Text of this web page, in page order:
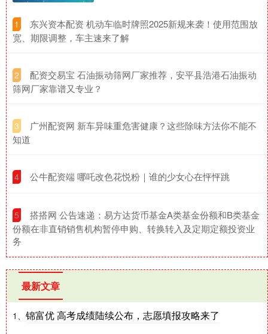
1
​东兴资本配资 机动车临时牌照2025新规来袭！使用范围放
宽、期限调整，车主速来了解
2
​配资交易宝 石油振动筛网厂家推荐，安平县浩港石油振动
筛网厂家靠谱又专业？
3
​广州配资网 新车异味重危害健康？这些除味方法你不能不
知道
4 ​公牛配资端 哪吒改色花悦粉｜谁的少女心在怦怦跳
5
​搭搭网 公告速递：易方达货币基金A类基金份额和B类基金
份额在非直销销售机构暂停申购、转换转入及定期定额投资业
务
最新文章
1、 锦富优 高考成绩陆续公布，志愿填报攻略来了